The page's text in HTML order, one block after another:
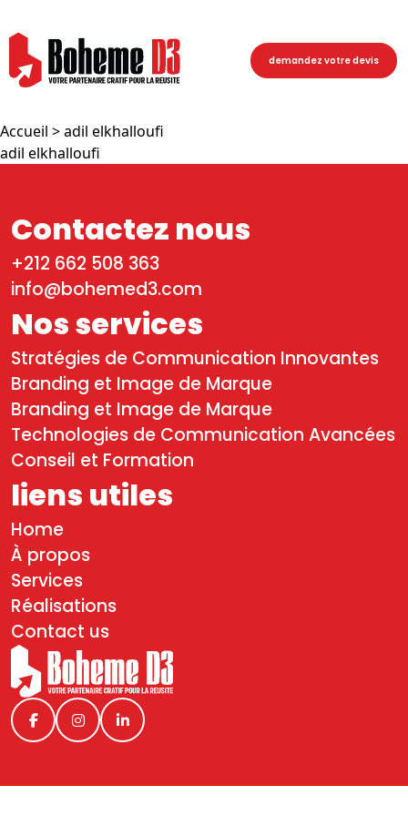
demandez votre devis
Accueil > adil elkhalloufi
adil elkhalloufi
liens utiles
Home
À propos
Services
Réalisations
Contact us
Nos services
Stratégies de Communication Innovantes
Branding et Image de Marque
Branding et Image de Marque
Technologies de Communication Avancées
Conseil et Formation
Contactez nous
+212 662 508 363
info@bohemed3.com